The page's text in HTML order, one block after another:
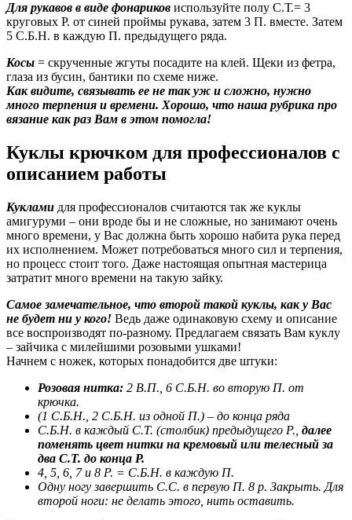
Для рукавов в виде фонариков используйте полу С.Т.= 3
круговых Р. от синей проймы рукава, затем 3 П. вместе. Затем
5 С.Б.Н. в каждую П. предыдущего ряда.
Косы = скрученные жгуты посадите на клей. Щеки из фетра,
глаза из бусин, бантики по схеме ниже.
Как видите, связывать ее не так уж и сложно, нужно
много терпения и времени. Хорошо, что наша рубрика про
вязание как раз Вам в этом помогла!
Куклы крючком для профессионалов с
описанием работы
Куклами для профессионалов считаются так же куклы
амигуруми – они вроде бы и не сложные, но занимают очень
много времени, у Вас должна быть хорошо набита рука перед
их исполнением. Может потребоваться много сил и терпения,
но процесс стоит того. Даже настоящая опытная мастерица
затратит много времени на такую зайку.
Самое замечательное, что второй такой куклы, как у Вас
не будет ни у кого! Ведь даже одинаковую схему и описание
все воспроизводят по-разному. Предлагаем связать Вам куклу
– зайчика с милейшими розовыми ушками!
Начнем с ножек, которых понадобится две штуки:
Розовая нитка: 2 В.П., 6 С.Б.Н. во вторую П. от
крючка.
(1 С.Б.Н., 2 С.Б.Н. из одной П.) – до конца ряда
С.Б.Н. в каждый С.Т. (столбик) предыдущего Р., далее
поменять цвет нитки на кремовый или телесный за
два С.Т. до конца Р.
4, 5, 6, 7 и 8 Р. = С.Б.Н. в каждую П.
Одну ногу завершить С.С. в первую П. 8 р. Закрыть. Для
второй ноги: не делать этого, нить оставить.